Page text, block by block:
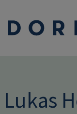
Lukas